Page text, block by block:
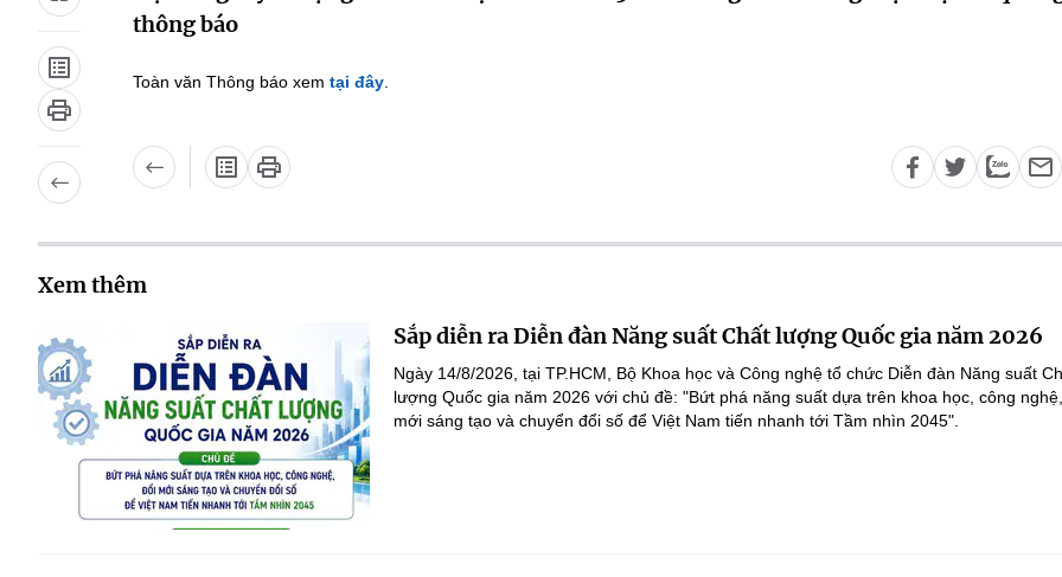
thông báo
Toàn văn Thông báo xem tại đây
Xem thêm
Sắp diễn ra Diễn đàn Năng suất Chất lượng Quốc gia năm 2026
Ngày 14/8/2026, tại TP.HCM, Bộ Khoa học và Công nghệ tổ chức Diễn đàn Năng suất
lượng Quốc gia năm 2026 với chủ đề: "Bứt phá năng suất dựa trên khoa học, công
mới sáng tạo và chuyển đổi số để Việt Nam tiến nhanh tới Tầm nhìn 2045".